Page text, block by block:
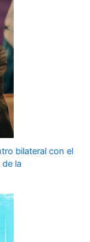
bilateral con el
la